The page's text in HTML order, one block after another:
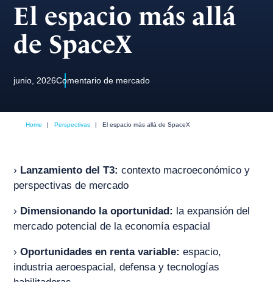
El espacio más allá
de SpaceX
junio, 2026Comentario de mercado
Home | Perspectivas | El espacio más allá de SpaceX
› Lanzamiento del T3: contexto macroeconómico y
perspectivas de mercado
› Dimensionando la oportunidad: la expansión del
mercado potencial de la economía espacial
›Oportunidades en renta variable: espacio,
industria aeroespacial, defensa y tecnologías